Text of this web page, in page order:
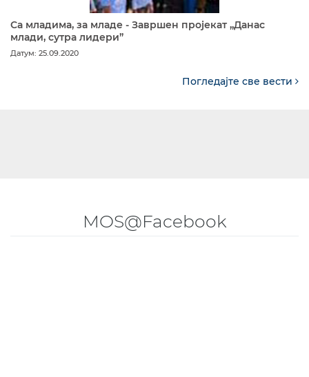
Са младима, за младе - Завршен пројекат „Данас
млади, сутра лидери”
Датум: 25.09.2020
Погледајте све вести
MOS@Facebook